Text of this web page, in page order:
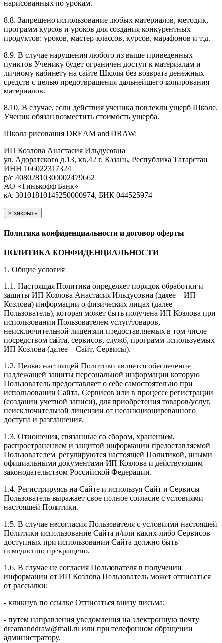
нарисованных по урокам.
8.8. Запрещено использование любых материалов, методик,
программ курсов и уроков для создания конкурентных
продуктов: уроков, мастер-классов, курсов, марафонов и т.д.
8.9. В случае нарушения любого из выше приведенных
пунктов Ученику будет ограничен доступ к материалам и
личному кабинету на сайте Школы без возврата денежных
средств с целью предотвращения дальнейшего копирования
материалов.
8.10. В случае, если действия ученика повлекли ущерб Школе.
Ученик обязан возместить стоимость ущерба.
Школа рисования DREAM and DRAW:
ИП Козлова Анастасия Ильдусовна
ул. Адоратского д.13, кв.42 г. Казань, Республика Татарстан
ИНН 166022317324
р/с 40802810300002479662
АО «Тинькофф Банк»
к/с 30101810145250000974, БИК 044525974
× закрыть
Политика конфиденциальности и договор оферты
ПОЛИТИКА КОНФИДЕНЦИАЛЬНОСТИ
1. Общие условия
1.1. Настоящая Политика определяет порядок обработки и
защиты ИП Козлова Анастасия Ильдусовна (далее – ИП
Козлова) информации о физических лицах (далее –
Пользователь), которая может быть получена ИП Козлова при
использовании Пользователем услуг/товаров,
неисключительной лицензии предоставляемых в том числе
посредством сайта, сервисов, служб, программ используемых
ИП Козлова (далее – Сайт, Сервисы).
1.2. Целью настоящей Политики является обеспечение
надлежащей защиты персональной информации которую
Пользователь предоставляет о себе самостоятельно при
использовании Сайта, Сервисов или в процессе регистрации
(создании учетной записи), для приобретения товаров/услуг,
неисключительной лицензии от несанкционированного
доступа и разглашения.
1.3. Отношения, связанные со сбором, хранением,
распространением и защитой информации предоставляемой
Пользователем, регулируются настоящей Политикой, иными
официальными документами ИП Козловa и действующим
законодательством Российской Федерации.
1.4. Регистрируясь на Сайте и используя Сайт и Сервисы
Пользователь выражает свое полное согласие с условиями
настоящей Политики.
1.5. В случае несогласия Пользователя с условиями настоящей
Политики использование Сайта и/или каких-либо Сервисов
доступных при использовании Сайта должно быть
немедленно прекращено.
1.6. В случае не согласия Пользователя в получении
информации от ИП Козлова Пользователь может отписаться
от рассылки:
- кликнув по ссылке Отписаться внизу письма;
- путем направления уведомления на электронную почту
dreamanddraw@mail.ru или при телефонном обращении
администратору.